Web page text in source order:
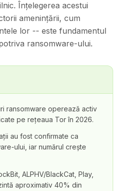
Înțelegerea acestui
amenințării, cum
lor -- este fundamentul
ransomware-ului.
ransomware operează activ
pe rețeaua Tor în 2026.
au fost confirmate ca
ului, iar numărul crește
ALPHV/BlackCat, Play,
aproximativ 40% din